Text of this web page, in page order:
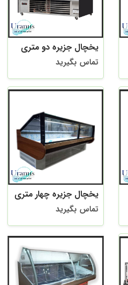
یخچال جزیره دو متری
تماس بگیرید
یخچال جزیره چهار متری
تماس بگیرید